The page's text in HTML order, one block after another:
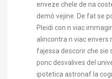
enveze chele de na
demò vejine. De fat se
Pleidi con n viac
alincontra n viac envers
fajessa descorir che sie
ponc desvalives del
ipotetica astronaf la